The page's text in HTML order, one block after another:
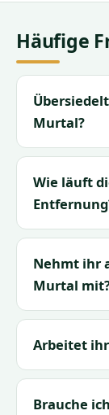
Häufige
Murtal?
Wie läuft
Nehmt ihr
Murtal
Arbeitet
Brauche